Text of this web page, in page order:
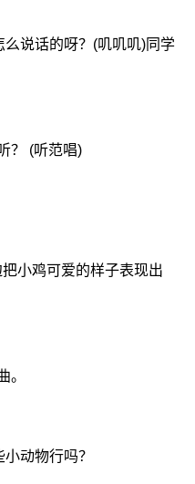
说话的呀？(叽叽叽)同学
？ (听范唱)
小鸡可爱的样子表现出
。
动物行吗？